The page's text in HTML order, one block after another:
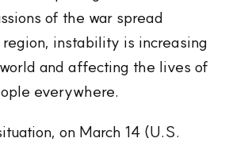
of the war spread
instability is increasing
and affecting the lives of
everywhere.
on March 14 (U.S.